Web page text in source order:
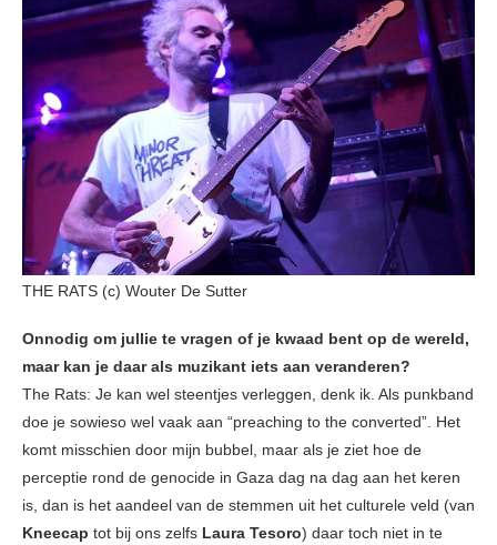
THE RATS (c) Wouter De Sutter
Onnodig om jullie te vragen of je kwaad bent op de wereld,
maar kan je daar als muzikant iets aan veranderen?
The Rats: Je kan wel steentjes verleggen, denk ik. Als punkband
doe je sowieso wel vaak aan “preaching to the converted”. Het
komt misschien door mijn bubbel, maar als je ziet hoe de
perceptie rond de genocide in Gaza dag na dag aan het keren
is, dan is het aandeel van de stemmen uit het culturele veld (van
Kneecap tot bij ons zelfs Laura Tesoro) daar toch niet in te